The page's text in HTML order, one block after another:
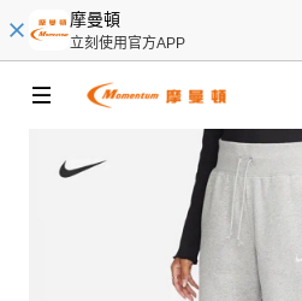
摩曼頓
立刻使用官方APP